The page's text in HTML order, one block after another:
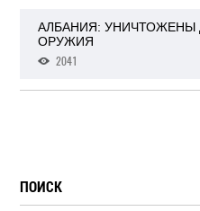
АЛБАНИЯ: УНИЧТОЖЕНЫ
ОРУЖИЯ
2041
ПОИСК